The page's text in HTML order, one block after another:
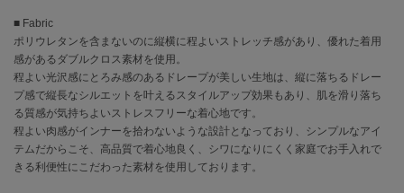
DANSKIN
ダンスキン
EIMY ISTOIRE
エイミー イストワール
■ Fabric
ポリウレタンを含まないのに縦横に程よいストレッチ感があり、優れた着用
感があるダブルクロス素材を使用。
程よい光沢感にとろみ感のあるドレープが美しい生地は、縦に落ちるドレー
プ感で縦長なシルエットを叶えるスタイルアップ効果もあり、肌を滑り落ち
る質感が気持ちよいストレスフリーな着心地です。
程よい肉感がインナーを拾わないような設計となっており、シンプルなアイ
テムだからこそ、高品質で着心地良く、シワになりにくく家庭でお手入れで
きる利便性にこだわった素材を使用しております。